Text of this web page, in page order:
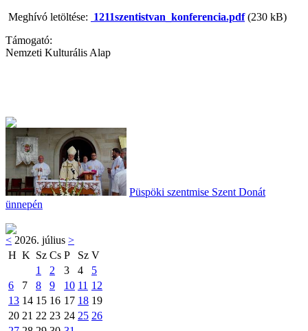
Meghívó letöltése: 1211szentistvan_konferencia.pdf(230 kB)
Támogató:
Nemzeti Kulturális Alap
Püspöki szentmise Szent Donát
ünnepén
< 2026. július >
H K Sz Cs P Sz V
1
2 3 4
5
6
7 8 9 10 11 12
13 14 15 16 17 18 19
20 21 22 23 24 25 26